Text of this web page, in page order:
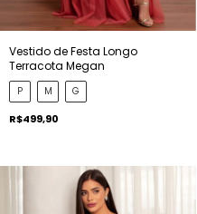
Vestido de Festa Longo
Terracota Megan
P M G
R$499,90